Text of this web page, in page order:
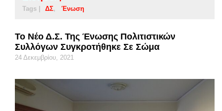
Tags | ΔΣ Ένωση
Το Νέο Δ.Σ. Της Ένωσης Πολιτιστικών
Συλλόγων Συγκροτήθηκε Σε Σώμα
24 Δεκεμβρίου, 2021